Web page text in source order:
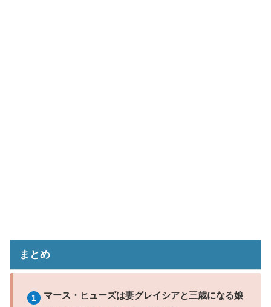
まとめ
マース・ヒューズは妻グレイシアと三歳になる娘